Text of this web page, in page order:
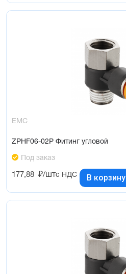
EMC
ZPHF06-02P Фитинг угловой
Под заказ
177,88 ₽/штс НДС В корзину